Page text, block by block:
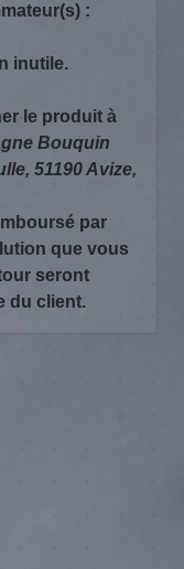
:
inutile.
le produit à
Bouquin
51190 Avize,
par
que vous
seront
du client.